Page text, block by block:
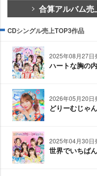
合算アルバム
CDシングル売上TOP3作品
2025年08月27日
ハートな胸の
2026年05月20日
どりーむじゃ
2025年04月30日
世界でいちば